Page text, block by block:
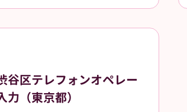
による体への負担を減らし、こ
活かして活躍したい方に最適な
谷区テレフォンオペレー
（東京都）